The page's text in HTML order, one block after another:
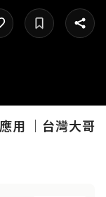
用 │台灣大哥